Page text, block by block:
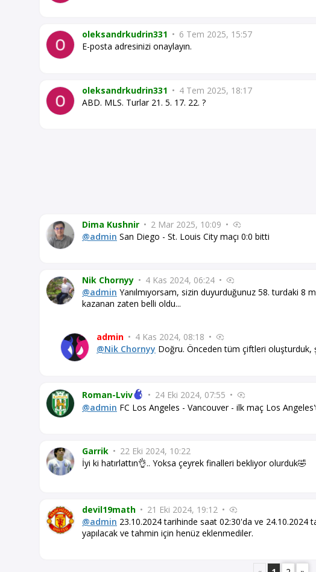
oleksandrkudrin331 • 6 Tem 2025, 15:57
E-posta adresinizi onaylayın.
oleksandrkudrin331 • 4 Tem 2025, 18:17
ABD. MLS. Turlar 21. 5. 17. 22. ?
Dima Kushnir • 2 Mar 2025, 10:09 •
@admin San Diego - St. Louis City maçı 0:0 bitti
Nik Chornyy • 4 Kas 2024, 06:24 •
@admin Yanılmıyorsam, sizin duyurduğunuz 58. turdaki 8
kazanan zaten belli oldu...
admin • 4 Kas 2024, 08:18 •
@Nik Chornyy Doğru. Önceden tüm çiftleri oluşturduk,
Roman-Lviv • 24 Eki 2024, 07:55 •
@admin FC Los Angeles - Vancouver - ilk maç Los
Garrik • 22 Eki 2024, 10:22
İyi ki hatırlattın👌.. Yoksa çeyrek finalleri bekliyor olurduk🤣
devil19math • 21 Eki 2024, 19:12 •
@admin 23.10.2024 tarihinde saat 02:30'da ve 24.10.2024
yapılacak ve tahmin için henüz eklenmediler.